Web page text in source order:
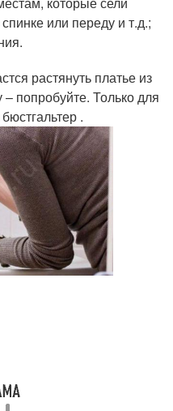
или переду и т.д.;
растянуть платье из
попробуйте. Только для
.